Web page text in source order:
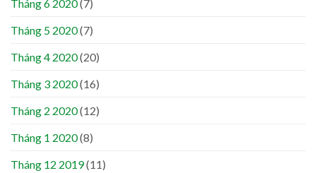
Tháng 6 2020(7)
Tháng 5 2020(7)
Tháng 4 2020(20)
Tháng 3 2020(16)
Tháng 2 2020(12)
Tháng 1 2020(8)
Tháng 12 2019(11)